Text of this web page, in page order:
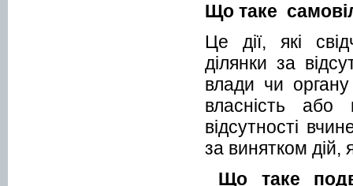
Що таке
Це дії, які
ділянки за
влади чи
власність
відсутності
за винятком дій,
Що таке